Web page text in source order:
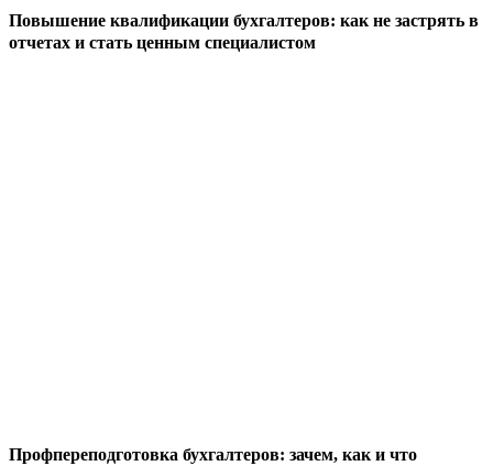
Повышение квалификации бухгалтеров: как не застрять в
отчетах и стать ценным специалистом
Профпереподготовка бухгалтеров: зачем, как и что